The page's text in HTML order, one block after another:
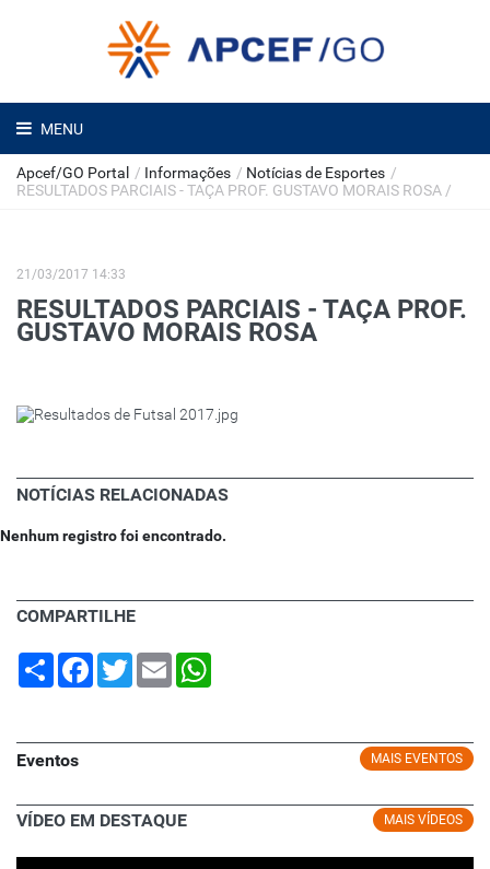
MENU
Apcef/GO Portal / Informações / Notícias de Esportes /
RESULTADOS PARCIAIS - TAÇA PROF. GUSTAVO MORAIS ROSA /
21/03/2017 14:33
RESULTADOS PARCIAIS - TAÇA PROF.
GUSTAVO MORAIS ROSA
NOTÍCIAS RELACIONADAS
Nenhum registro foi encontrado.
COMPARTILHE
Share Facebook
TwitterEmail
MAIS EVENTOS
Eventos
MAIS VÍDEOS
VÍDEO EM DESTAQUE